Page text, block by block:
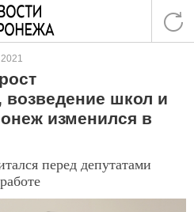
школ и
изменился в
перед депутатами